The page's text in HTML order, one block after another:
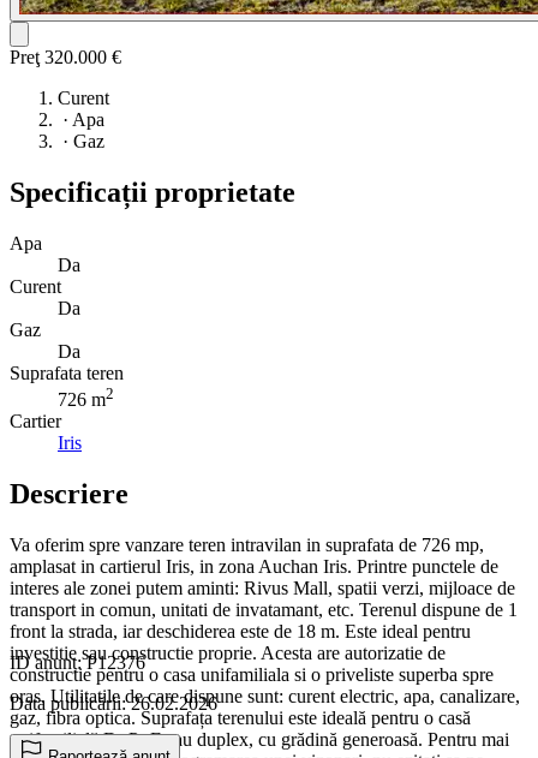
Preţ 320.000 €
Curent
· Apa
· Gaz
Specificații proprietate
Apa
Da
Curent
Da
Gaz
Da
Suprafata teren
726 m2
Cartier
Iris
Descriere
Va oferim spre vanzare teren intravilan in suprafata de 726 mp,
amplasat in cartierul Iris, in zona Auchan Iris. Printre punctele de
interes ale zonei putem aminti: Rivus Mall, spatii verzi, mijloace de
transport in comun, unitati de invatamant, etc. Terenul dispune de 1
front la strada, iar deschiderea este de 18 m. Este ideal pentru
investitie sau constructie proprie. Acesta are autorizatie de
constructie pentru o casa unifamiliala si o priveliste superba spre
oras. Utilitatile de care dispune sunt: curent electric, apa, canalizare,
gaz, fibra optica. Suprafața terenului este ideală pentru o casă
unifamilială D+P+E sau duplex, cu grădină generoasă. Pentru mai
ID anunț: P12376
Data publicării: 26.02.2026